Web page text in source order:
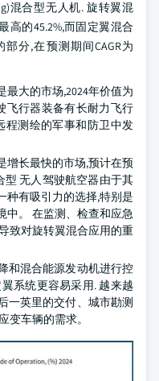
混合型无人机. 旋转翼混
高的45.2%,而固定翼混合
分,在预测期间CAGR为
最大的市场,2024年价值为
飞行器装备有长耐力飞行
程测绘的军事和防卫中发
增长最快的市场,预计在预
型 无人驾驶航空器由于其
种有吸引力的选择,特别是
中。 在监测、检查和应急
致对旋转翼混合应用的重
和混合能源发动机进行控
系统更容易采用. 越来越
一英里的交付、城市勘测
变车辆的需求。